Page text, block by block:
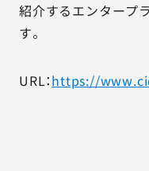
紹介するエンタープ
す。
URL：https://